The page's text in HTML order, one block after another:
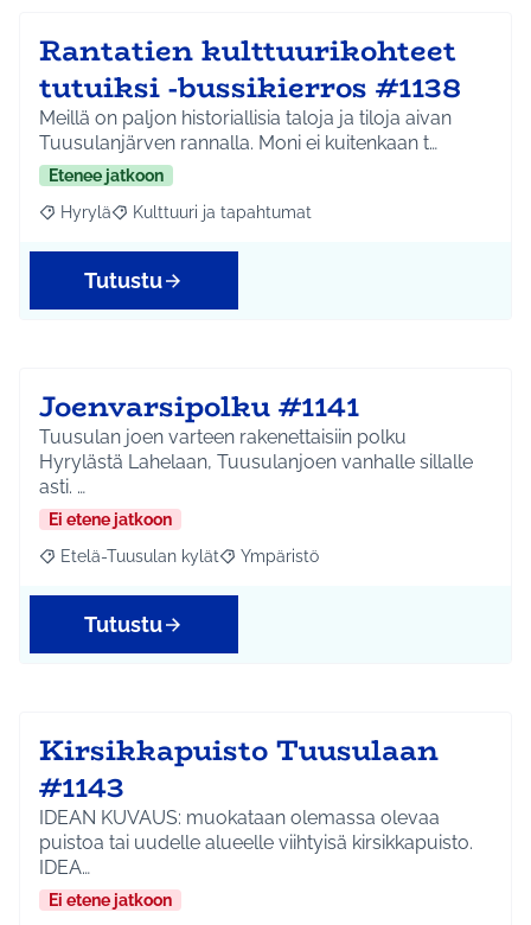
Rantatien kulttuurikohteet
tutuiksi -bussikierros #1138
Meillä on paljon historiallisia taloja ja tiloja aivan
Tuusulanjärven rannalla. Moni ei kuitenkaan t…
Etenee jatkoon
Rajaa tulokset aihepiirin mukaan: Hyrylä
Hyrylä Rajaa tulokset teeman mukaan: Kulttuuri ja
Kulttuuri ja tapahtumat
Tutustu
Joenvarsipolku #1141
Tuusulan joen varteen rakenettaisiin polku
Hyrylästä Lahelaan, Tuusulanjoen vanhalle sillalle
asti. …
Ei etene jatkoon
Rajaa tulokset aihepiirin mukaan: Etelä-Tuusulan kylät
Etelä-Tuusulan kylät Rajaa tulokset teeman mukaan:
Ympäristö
Tutustu
Kirsikkapuisto Tuusulaan
#1143
IDEAN KUVAUS: muokataan olemassa olevaa
puistoa tai uudelle alueelle viihtyisä kirsikkapuisto.
IDEA…
Ei etene jatkoon